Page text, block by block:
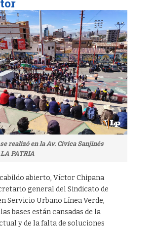
realizó en la Av. Cívica Sanjinés
PATRIA
abierto, Víctor Chipana
general del Sindicato de
Servicio Urbano Línea Verde,
bases están cansadas de la
y de la falta de soluciones